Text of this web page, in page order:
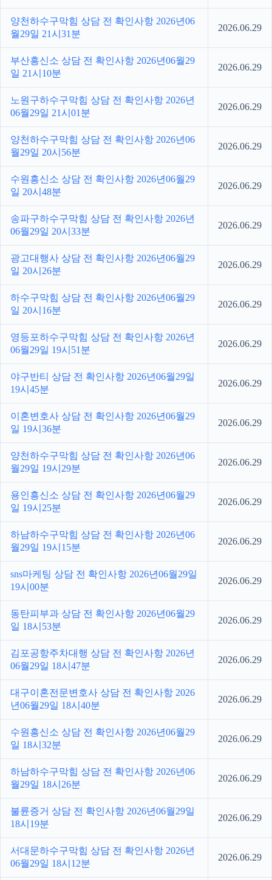
양천하수구막힘 상담 전 확인사항 2026년06
월29일 21시31분
2026.06.29
부산흥신소 상담 전 확인사항 2026년06월29
일 21시10분
2026.06.29
노원구하수구막힘 상담 전 확인사항 2026년
06월29일 21시01분
2026.06.29
양천하수구막힘 상담 전 확인사항 2026년06
월29일 20시56분
2026.06.29
수원흥신소 상담 전 확인사항 2026년06월29
일 20시48분
2026.06.29
송파구하수구막힘 상담 전 확인사항 2026년
06월29일 20시33분
2026.06.29
광고대행사 상담 전 확인사항 2026년06월29
일 20시26분
2026.06.29
하수구막힘 상담 전 확인사항 2026년06월29
일 20시16분
2026.06.29
영등포하수구막힘 상담 전 확인사항 2026년
06월29일 19시51분
2026.06.29
야구반티 상담 전 확인사항 2026년06월29일
19시45분
2026.06.29
이혼변호사 상담 전 확인사항 2026년06월29
일 19시36분
2026.06.29
양천하수구막힘 상담 전 확인사항 2026년06
월29일 19시29분
2026.06.29
용인흥신소 상담 전 확인사항 2026년06월29
일 19시25분
2026.06.29
하남하수구막힘 상담 전 확인사항 2026년06
월29일 19시15분
2026.06.29
sns마케팅 상담 전 확인사항 2026년06월29일
19시00분
2026.06.29
동탄피부과 상담 전 확인사항 2026년06월29
일 18시53분
2026.06.29
김포공항주차대행 상담 전 확인사항 2026년
06월29일 18시47분
2026.06.29
대구이혼전문변호사 상담 전 확인사항 2026
년06월29일 18시40분
2026.06.29
수원흥신소 상담 전 확인사항 2026년06월29
일 18시32분
2026.06.29
하남하수구막힘 상담 전 확인사항 2026년06
월29일 18시26분
2026.06.29
불륜증거 상담 전 확인사항 2026년06월29일
18시19분
2026.06.29
서대문하수구막힘 상담 전 확인사항 2026년
06월29일 18시12분
2026.06.29